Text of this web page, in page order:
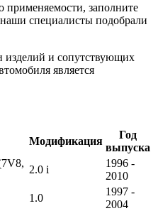
применяемости, заполните
специалисты подобрали
и сопутствующих
является
Модификация
Год
выпуска
2.0 i
1996 -
2010
1.0
1997 -
2004